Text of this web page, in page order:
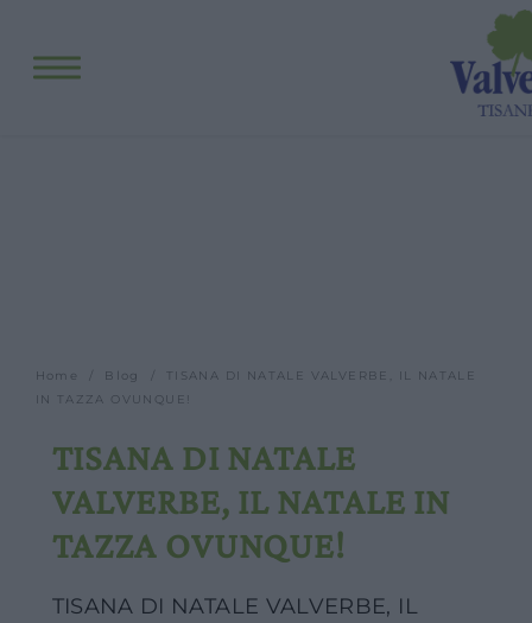
Blog
Home Blog
/ TISANA DI NATALE VALVERBE, IL NATALE
IN TAZZA OVUNQUE!
TISANA DI NATALE
VALVERBE, IL NATALE IN
TAZZA OVUNQUE!
TISANA DI NATALE VALVERBE, IL